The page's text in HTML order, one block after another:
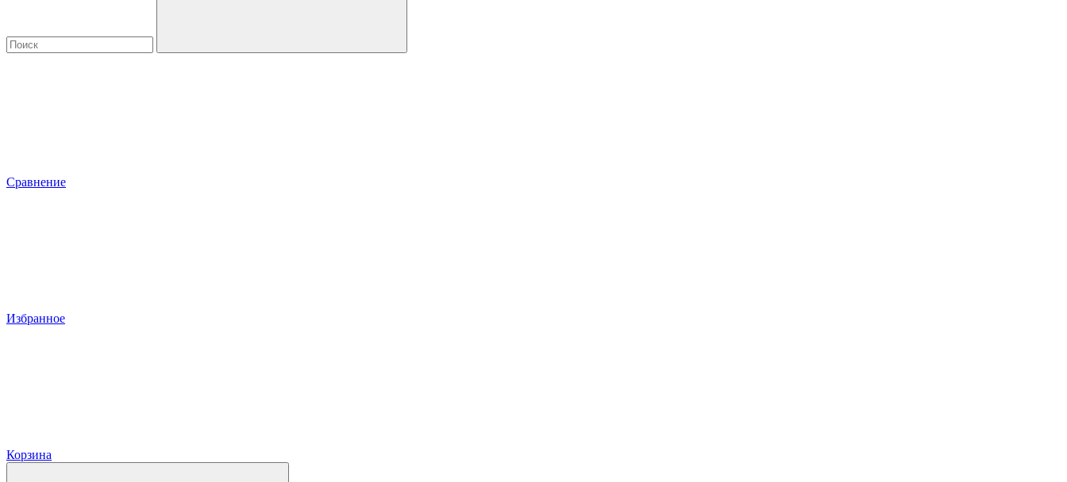
Сравнение
Избранное
Корзина